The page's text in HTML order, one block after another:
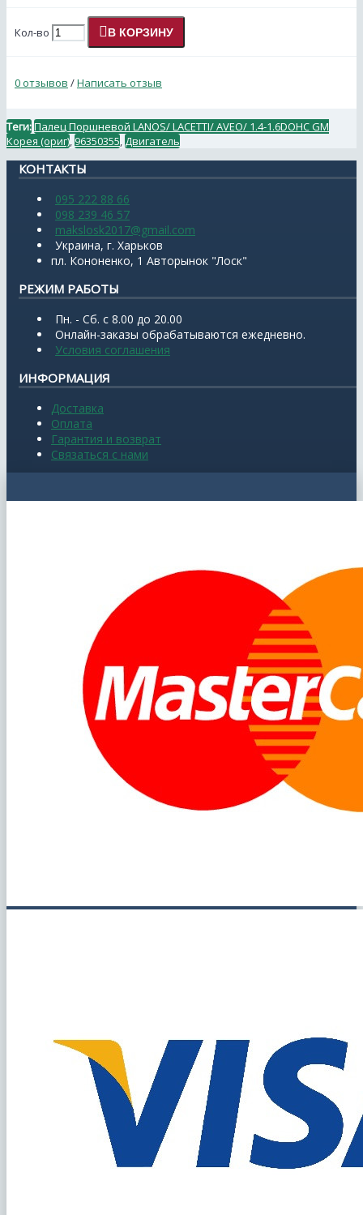
Кол-во В КОРЗИНУ
0 отзывов /Написать отзыв
Теги:Палец Поршневой LANOS/ LACETTI/ AVEO/ 1.4-1.6DOHC GM
Корея (ориг) 96350355 Двигатель
КОНТАКТЫ
095 222 88 66
098 239 46 57
makslosk2017@gmail.com
Украина, г. Харьков
пл. Кононенко, 1 Авторынок "Лоск"
РЕЖИМ РАБОТЫ
Пн. - Сб. с 8.00 до 20.00
Онлайн-заказы обрабатываются ежедневно.
Условия соглашения
ИНФОРМАЦИЯ
Доставка
Оплата
Гарантия и возврат
Связаться с нами